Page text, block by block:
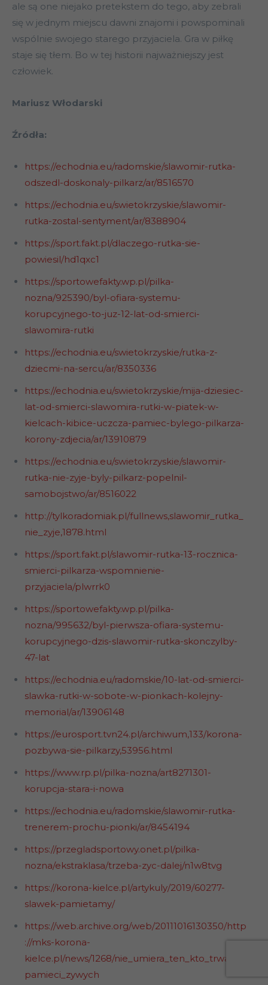
ale są one niejako pretekstem do tego, aby zebrali
się w jednym miejscu dawni znajomi i powspominali
wspólnie swojego starego przyjaciela. Gra w piłkę
staje się tłem. Bo w tej historii najważniejszy jest
człowiek.
Mariusz Włodarski
Źródła:
https://echodnia.eu/radomskie/slawomir-rutka-
odszedl-doskonaly-pilkarz/ar/8516570
https://echodnia.eu/swietokrzyskie/slawomir-
rutka-zostal-sentyment/ar/8388904
https://sport.fakt.pl/dlaczego-rutka-sie-
powiesil/hd1qxc1
https://sportowefakty.wp.pl/pilka-
nozna/925390/byl-ofiara-systemu-
korupcyjnego-to-juz-12-lat-od-smierci-
slawomira-rutki
https://echodnia.eu/swietokrzyskie/rutka-z-
dziecmi-na-sercu/ar/8350336
https://echodnia.eu/swietokrzyskie/mija-dziesiec-
lat-od-smierci-slawomira-rutki-w-piatek-w-
kielcach-kibice-uczcza-pamiec-bylego-pilkarza-
korony-zdjecia/ar/13910879
https://echodnia.eu/swietokrzyskie/slawomir-
rutka-nie-zyje-byly-pilkarz-popelnil-
samobojstwo/ar/8516022
http://tylkoradomiak.pl/fullnews,slawomir_rutka_
nie_zyje,1878.html
https://sport.fakt.pl/slawomir-rutka-13-rocznica-
smierci-pilkarza-wspomnienie-
przyjaciela/plwrrk0
https://sportowefakty.wp.pl/pilka-
nozna/995632/byl-pierwsza-ofiara-systemu-
korupcyjnego-dzis-slawomir-rutka-skonczylby-
47-lat
https://echodnia.eu/radomskie/10-lat-od-smierci-
slawka-rutki-w-sobote-w-pionkach-kolejny-
memorial/ar/13906148
https://eurosport.tvn24.pl/archiwum,133/korona-
pozbywa-sie-pilkarzy,53956.html
https://www.rp.pl/pilka-nozna/art8271301-
korupcja-stara-i-nowa
https://echodnia.eu/radomskie/slawomir-rutka-
trenerem-prochu-pionki/ar/8454194
https://przegladsportowy.onet.pl/pilka-
nozna/ekstraklasa/trzeba-zyc-dalej/n1w8tvg
https://korona-kielce.pl/artykuly/2019/60277-
slawek-pamietamy/
https://web.archive.org/web/20111016130350/http
://mks-korona-
kielce.pl/news/1268/nie_umiera_ten_kto_trwa_w_
pamieci_zywych